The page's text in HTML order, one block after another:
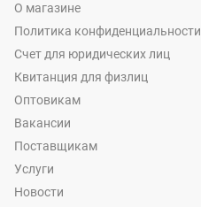
О магазине
Политика конфиденциальности
Счет для юридических лиц
Квитанция для физлиц
Оптовикам
Вакансии
Поставщикам
Услуги
Новости